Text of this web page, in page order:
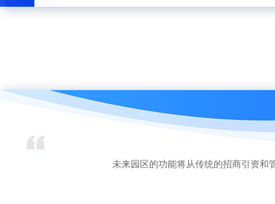
未来园区的功能将从传统的招商引资